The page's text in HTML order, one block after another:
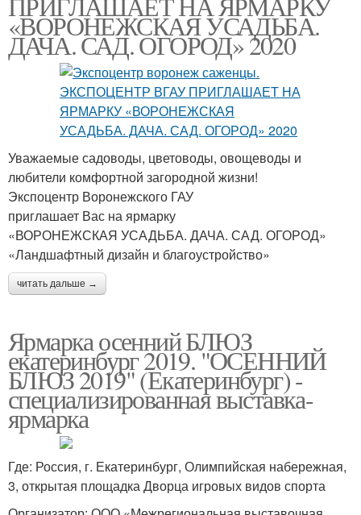
«ВОРОНЕЖСКАЯ УСАДЬБА.
ДАЧА. САД. ОГОРОД» 2020
Уважаемые садоводы, цветоводы, овощеводы и
любители комфортной загородной жизни!
Экспоцентр Воронежского ГАУ
приглашает Вас на ярмарку
«ВОРОНЕЖСКАЯ УСАДЬБА. ДАЧА. САД. ОГОРОД»
«Ландшафтный дизайн и благоустройство»
читать дальше →
Ярмарка осенний БЛЮЗ
екатеринбург 2019. "ОСЕННИЙ
БЛЮЗ 2019" (Екатеринбург) -
специализированная выставка-
ярмарка
Где: Россия, г. Екатеринбург, Олимпийская набережная,
3, открытая площадка Дворца игровых видов спорта